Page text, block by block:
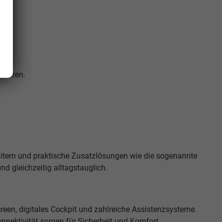
und praktische Zusatzlösungen wie die sogenannte
gleichzeitig alltagstauglich.
digitales Cockpit und zahlreiche Assistenzsysteme.